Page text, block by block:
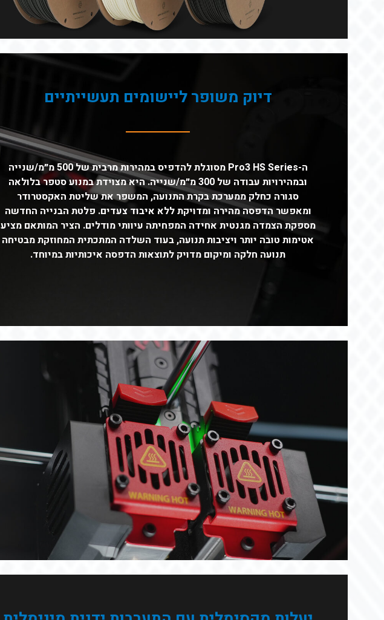
דיוק משופר ליישומים תעשייתיים
ה-Pro3 HS Series מסוגלת להדפיס במהירות מרבית של 500 מ״מ/שנייה
ובמהירויות עבודה של 300 מ״מ/שנייה. היא מצוידת במנוע סטפר בלולאה
סגורה כחלק ממערכת בקרת התנועה, המשפר את שליטת האקסטרודר
ומאפשר הדפסה מהירה ומדויקת ללא איבוד צעדים. פלטת הבנייה החדשה
מספקת הצמדה מגנטית אחידה המפחיתה עיוותי מודלים. הציר המותאם מציע
אטימות טובה יותר ויציבות תנועה, בעוד השלדה המתכתית המחוזקת מבטיחה
תנועה חלקה ומיקום מדויק לתוצאות הדפסה איכותיות במיוחד.